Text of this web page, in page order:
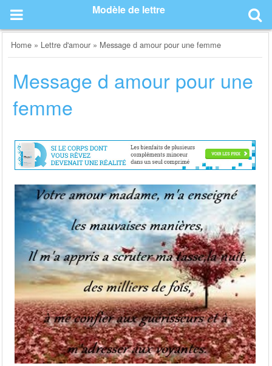
content
Modèle de lettre
Home » Lettre d'amour » Message d amour pour une femme
Message d amour pour une
femme